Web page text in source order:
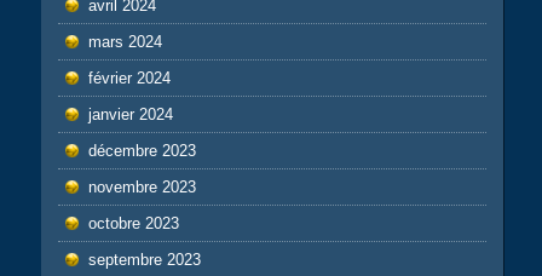
avril 2024
mars 2024
février 2024
janvier 2024
décembre 2023
novembre 2023
octobre 2023
septembre 2023